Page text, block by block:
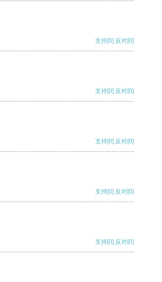
支持[0] 反对[0]
支持[0] 反对[0]
支持[0] 反对[0]
支持[0] 反对[0]
支持[0] 反对[0]